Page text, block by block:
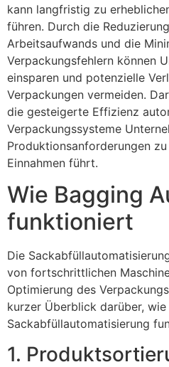
kann langfristig zu
führen. Durch die
Arbeitsaufwands und die
Verpackungsfehlern können
einsparen und potenzielle
Verpackungen vermeiden.
die gesteigerte Effizienz
Verpackungssysteme
Produktionsanforderungen
Einnahmen führt.
Wie Bagging
funktioniert
Die
von fortschrittlichen
Optimierung des
kurzer Überblick darüber,
Sackabfüllautomatisierung
1.